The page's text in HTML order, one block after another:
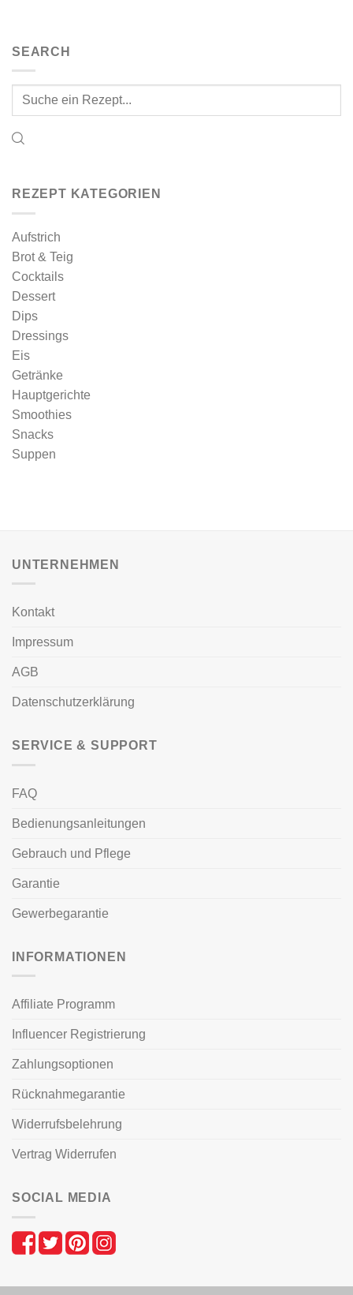
SEARCH
REZEPT KATEGORIEN
Aufstrich
Brot & Teig
Cocktails
Dessert
Dips
Dressings
Eis
Getränke
Hauptgerichte
Smoothies
Snacks
Suppen
UNTERNEHMEN
Kontakt
Impressum
AGB
Datenschutzerklärung
SERVICE & SUPPORT
FAQ
Bedienungsanleitungen
Gebrauch und Pflege
Garantie
Gewerbegarantie
INFORMATIONEN
Affiliate Programm
Influencer Registrierung
Zahlungsoptionen
Rücknahmegarantie
Widerrufsbelehrung
Vertrag Widerrufen
SOCIAL MEDIA